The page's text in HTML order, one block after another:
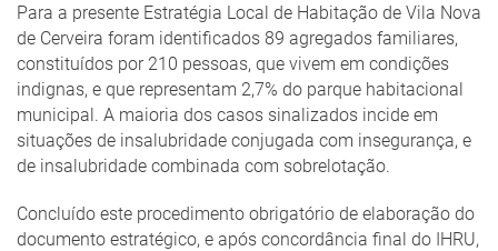
Para a presente Estratégia Local de Habitação de Vila Nova
de Cerveira foram identificados 89 agregados familiares,
constituídos por 210 pessoas, que vivem em condições
indignas, e que representam 2,7% do parque habitacional
municipal. A maioria dos casos sinalizados incide em
situações de insalubridade conjugada com insegurança, e
de insalubridade combinada com sobrelotação.
Concluído este procedimento obrigatório de elaboração do
documento estratégico, e após concordância final do IHRU,